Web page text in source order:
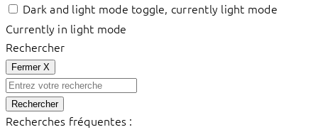
Dark and light mode toggle, currently light mode
Currently in light mode
Rechercher
Fermer X
Rechercher
Recherches fréquentes :